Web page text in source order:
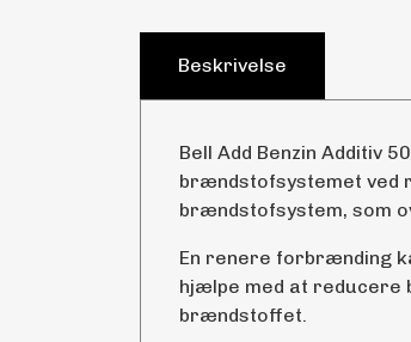
Beskrivelse
Bell Add Benzin Additiv
brændstofsystemet ved
brændstofsystem, som
En renere forbrænding
hjælpe med at reducere
brændstoffet.